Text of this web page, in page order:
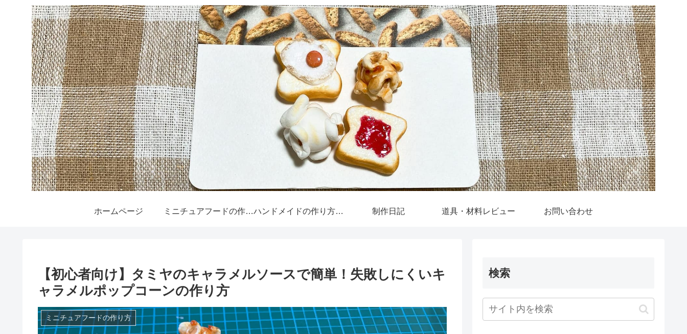
ホームページ ミニチュアフードの作り方 ハンドメイドの作り方（その他） 制作日記 道具・材料レビュー お問い合わせ
【初心者向け】タミヤのキャラメルソースで簡単！失敗しにくいキ
ャラメルポップコーンの作り方
ミニチュアフードの作り方
検索